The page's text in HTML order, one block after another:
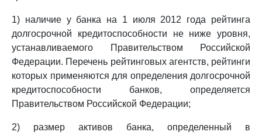
1) наличие у банка на 1 июля 2012 года рейтинга
долгосрочной кредитоспособности не ниже уровня,
устанавливаемого Правительством Российской
Федерации. Перечень рейтинговых агентств, рейтинги
которых применяются для определения долгосрочной
кредитоспособности банков, определяется
Правительством Российской Федерации;
2) размер активов банка, определенный в